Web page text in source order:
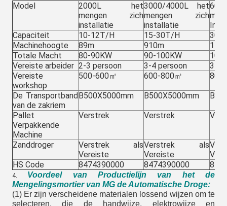
Model
2000L het
mengen zich
installatie
3000/4000L het
mengen zich
installatie
Capaciteit
10-12T/H 15-30T/H
30-
Machinehoogte
89m 910m
Totale Macht
80-90KW 90-100KW
Vereiste arbeider 2-3 persoon 3-4 persoon
3-4
Vereiste
workshop
500-600㎡ 600-800㎡
De Transportband
van de zakriem
B500X5000mm B500X5000mm
Pallet
Verpakkende
Machine
Verstrek Verstrek
Zanddroger
Verstrek als
Vereiste
Verstrek als
Vereiste
HS Code
8474390000 8474390000
4. Voordeel van Productielijn van het de
Mengelingsmortier van MG de Automatische Droge:
(1) Er zijn verscheidene materialen lossend wijzen om te
selecteren, die de handwijze, elektrowijze en